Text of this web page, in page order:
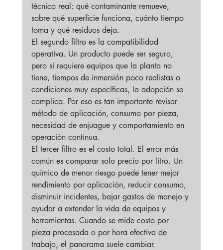
técnico real: qué contaminante remueve,
sobre qué superficie funciona, cuánto tiempo
toma y qué residuos deja.
El segundo filtro es la compatibilidad
operativa. Un producto puede ser seguro,
pero si requiere equipos que la planta no
tiene, tiempos de inmersión poco realistas o
condiciones muy específicas, la adopción se
complica. Por eso es tan importante revisar
método de aplicación, consumo por pieza,
necesidad de enjuague y comportamiento en
operación continua.
El tercer filtro es el costo total. El error más
común es comparar solo precio por litro. Un
químico de menor riesgo puede tener mejor
rendimiento por aplicación, reducir consumo,
disminuir incidentes, bajar gastos de manejo y
ayudar a extender la vida de equipos y
herramientas. Cuando se mide costo por
pieza procesada o por hora efectiva de
trabajo, el panorama suele cambiar.